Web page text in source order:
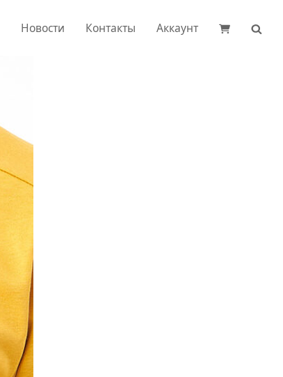
Новости Контакты Аккаунт